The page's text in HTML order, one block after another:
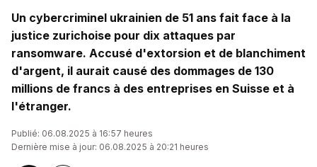
Un cybercriminel ukrainien de 51 ans fait face à la
justice zurichoise pour dix attaques par
ransomware. Accusé d'extorsion et de blanchiment
d'argent, il aurait causé des dommages de 130
millions de francs à des entreprises en Suisse et à
l'étranger.
Publié: 06.08.2025 à 16:57 heures
Dernière mise à jour: 06.08.2025 à 20:21 heures